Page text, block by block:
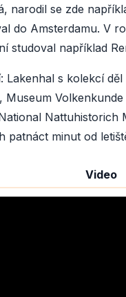
narodil se zde
do Amsterdamu. V
studoval například
s kolekcí
patnáct minut od
Video